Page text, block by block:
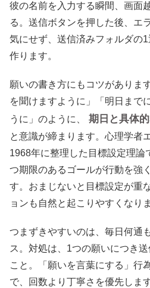
彼の名前を入力する瞬間、画面
る。送信ボタンを押した後、エ
気にせず、送信済みフォルダの
作ります。
願いの書き方にもコツがありま
を聞けますように」「明日まで
うに」のように、
期日と具体
と意識が締まります。心理学者
1968年に整理した目標設定理論
つ期限のあるゴールが行動を強
す。おまじないと目標設定が重
ョンも自然と起こりやすくなり
つまずきやすいのは、毎日何通
ス。対処は、1つの願いにつき
こと。「願いを言葉にする」行
で、回数より丁寧さを優先します